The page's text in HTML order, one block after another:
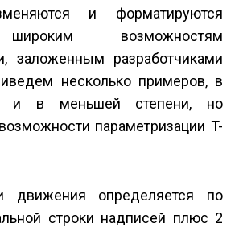
и форматируются
возможностям
заложенным разработчиками
несколько примеров, в
и в меньшей степени, но
параметризации T-
движения определяется по
строки надписей плюс 2